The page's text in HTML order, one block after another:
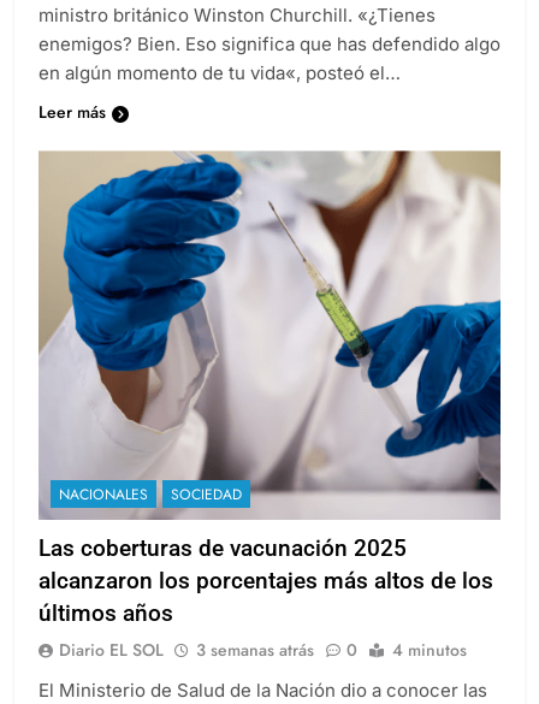
ministro británico Winston Churchill. «¿Tienes
enemigos? Bien. Eso significa que has defendido algo
en algún momento de tu vida«, posteó el…
Leer más
NACIONALES SOCIEDAD
Las coberturas de vacunación 2025
alcanzaron los porcentajes más altos de los
últimos años
Diario EL SOL 3 semanas atrás 0 4 minutos
El Ministerio de Salud de la Nación dio a conocer las